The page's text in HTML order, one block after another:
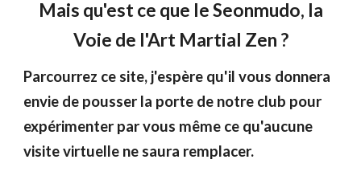
Mais qu'est ce que le Seonmudo, la
Voie de l'Art Martial Zen ?
Parcourrez ce site, j'espère qu'il vous donnera
envie de pousser la porte de notre club pour
expérimenter par vous même ce qu'aucune
visite virtuelle ne saura remplacer.